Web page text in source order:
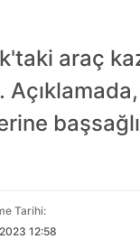
araç
Tarihi:
12:58